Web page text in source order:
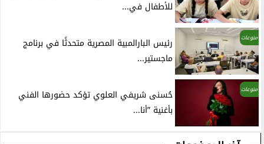
للأطفال في...
منوعات
رئيس البارالمبية المصرية متحدثًا في برنامج
ماجستير...
منوعات
حُسنى شريفي العلوي تؤكد حضورها الفني
بأغنية ”أنا...